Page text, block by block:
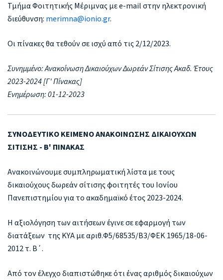
Τμήμα Φοιτητικής Μέριμνας με e-mail στην ηλεκτρονική
διεύθυνση: merimna@ionio.gr.
Οι πίνακες θα τεθούν σε ισχύ από τις 2/12/2023.
Συνημμένο: Ανακοίνωση Δικαιούχων Δωρεάν Σίτισης Ακαδ. Έτους
2023-2024 [Γ' Πίνακας]
Ενημέρωση: 01-12-2023
ΣΥΝΟΔΕΥΤΙΚΟ ΚΕΙΜΕΝΟ ΑΝΑΚΟΙΝΩΣΗΣ ΔΙΚΑΙΟΥΧΩΝ
ΣΙΤΙΣΗΣ - Β' ΠΙΝΑΚΑΣ
Ανακοινώνουμε συμπληρωματική λίστα με τους
δικαιούχους δωρεάν σίτισης φοιτητές του Ιονίου
Πανεπιστημίου για το ακαδημαϊκό έτος 2023-2024.
Η αξιολόγηση των αιτήσεων έγινε σε εφαρμογή των
διατάξεων της ΚΥΑ με αριθ.Φ5/68535/Β3/ΦΕΚ 1965/18-06-
2012 τ. Β΄.
Από τον έλεγχο διαπιστώθηκε ότι ένας αριθμός δικαιούχων